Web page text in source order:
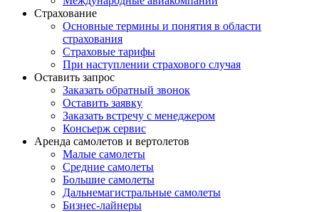
Страхование
Основные термины и понятия в области
страхования
Страховые тарифы
При наступлении страхового случая
Оставить запрос
Заказать обратный звонок
Оставить заявку
Заказать встречу с менеджером
Консьерж сервис
Аренда самолетов и вертолетов
Малые самолеты
Средние самолеты
Большие самолеты
Дальнемагистральные самолеты
Бизнес-лайнеры